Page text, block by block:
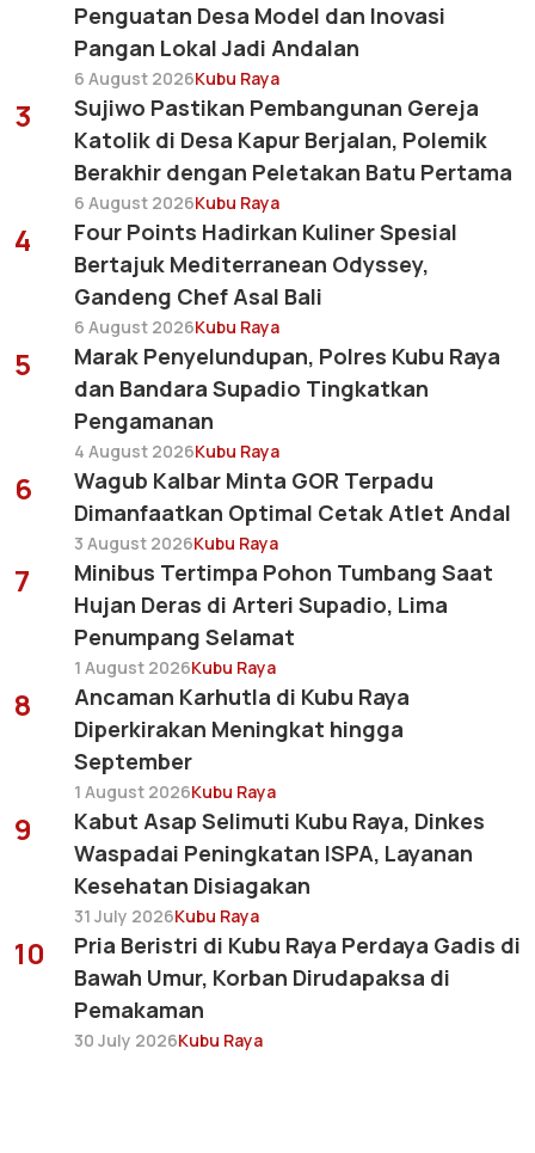
Penguatan Desa Model dan Inovasi
Pangan Lokal Jadi Andalan
6 August 2026Kubu Raya
3
Sujiwo Pastikan Pembangunan Gereja
Katolik di Desa Kapur Berjalan, Polemik
Berakhir dengan Peletakan Batu Pertama
6 August 2026Kubu Raya
4
Four Points Hadirkan Kuliner Spesial
Bertajuk Mediterranean Odyssey,
Gandeng Chef Asal Bali
6 August 2026Kubu Raya
5
Marak Penyelundupan, Polres Kubu Raya
dan Bandara Supadio Tingkatkan
Pengamanan
4 August 2026Kubu Raya
6
Wagub Kalbar Minta GOR Terpadu
Dimanfaatkan Optimal Cetak Atlet Andal
3 August 2026Kubu Raya
7
Minibus Tertimpa Pohon Tumbang Saat
Hujan Deras di Arteri Supadio, Lima
Penumpang Selamat
1 August 2026Kubu Raya
8
Ancaman Karhutla di Kubu Raya
Diperkirakan Meningkat hingga
September
1 August 2026Kubu Raya
9
Kabut Asap Selimuti Kubu Raya, Dinkes
Waspadai Peningkatan ISPA, Layanan
Kesehatan Disiagakan
31 July 2026Kubu Raya
10
Pria Beristri di Kubu Raya Perdaya Gadis di
Bawah Umur, Korban Dirudapaksa di
Pemakaman
30 July 2026Kubu Raya